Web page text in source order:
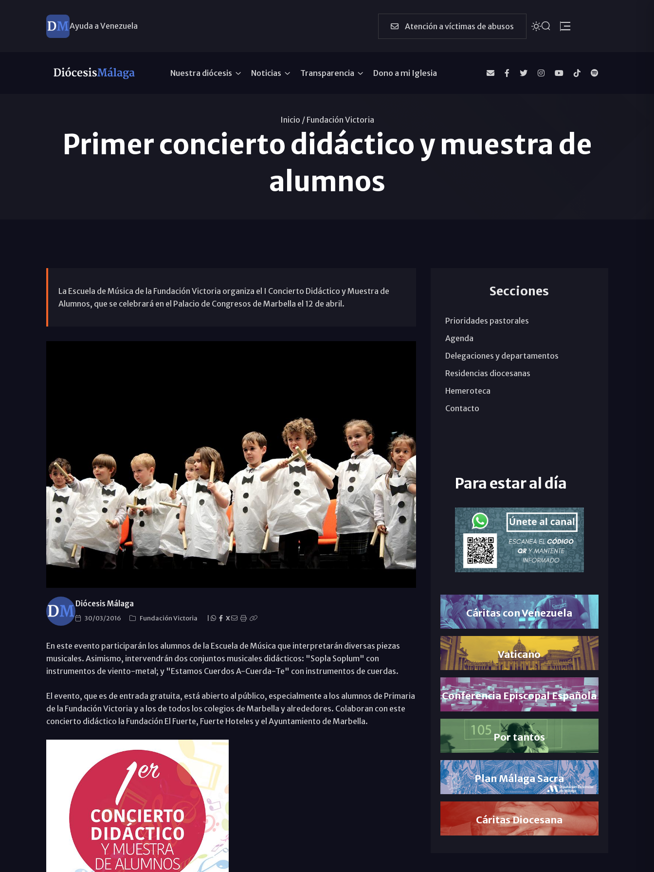
Ayuda a Venezuela Atención a víctimas de abusos
Nuestra diócesis Noticias Transparencia Dono a mi Iglesia
Inicio / Fundación Victoria
Primer concierto didáctico y muestra de
alumnos
La Escuela de Música de la Fundación Victoria organiza el I Concierto Didáctico y Muestra de
Alumnos, que se celebrará en el Palacio de Congresos de Marbella el 12 de abril.
Diócesis Málaga
30/03/2016 Fundación Victoria X
En este evento participarán los alumnos de la Escuela de Música que interpretarán diversas piezas
musicales. Asimismo, intervendrán dos conjuntos musicales didácticos: "Sopla Soplum" con
instrumentos de viento-metal; y "Estamos Cuerdos A-Cuerda-Te" con instrumentos de cuerdas.
El evento, que es de entrada gratuita, está abierto al público, especialmente a los alumnos de Primaria
de la Fundación Victoria y a los de todos los colegios de Marbella y alrededores. Colaboran con este
concierto didáctico la Fundación El Fuerte, Fuerte Hoteles y el Ayuntamiento de Marbella.
Secciones
Prioridades pastorales
Agenda
Delegaciones y departamentos
Residencias diocesanas
Hemeroteca
Contacto
Para estar al día
Cáritas con Venezuela
Vaticano
Conferencia Episcopal Española
Por tantos
Plan Málaga Sacra
Cáritas Diocesana